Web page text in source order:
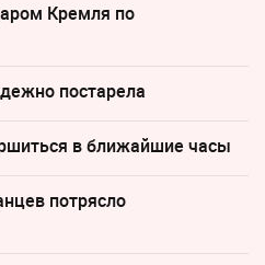
Кремля по
постарела
в ближайшие часы
потрясло